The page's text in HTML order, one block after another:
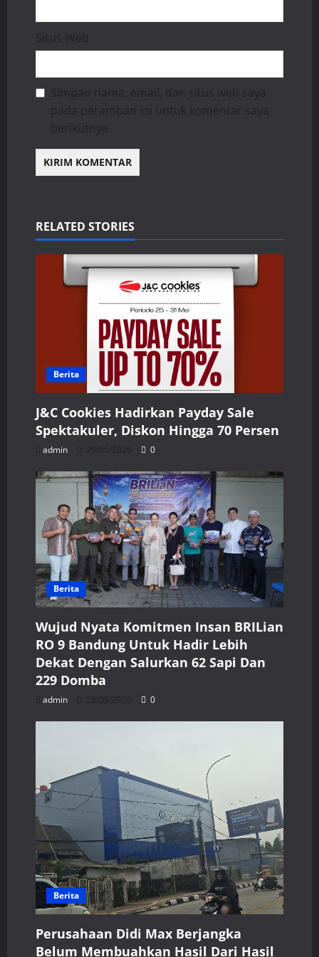
Situs Web
Simpan nama, email, dan situs web saya
pada peramban ini untuk komentar saya
berikutnya.
RELATED STORIES
Berita
J&C Cookies Hadirkan Payday Sale
Spektakuler, Diskon Hingga 70 Persen
admin 29/05/2026 0
Berita
Wujud Nyata Komitmen Insan BRILian
RO 9 Bandung Untuk Hadir Lebih
Dekat Dengan Salurkan 62 Sapi Dan
229 Domba
admin 28/05/2026 0
Berita
Perusahaan Didi Max Berjangka
Belum Membuahkan Hasil Dari Hasil